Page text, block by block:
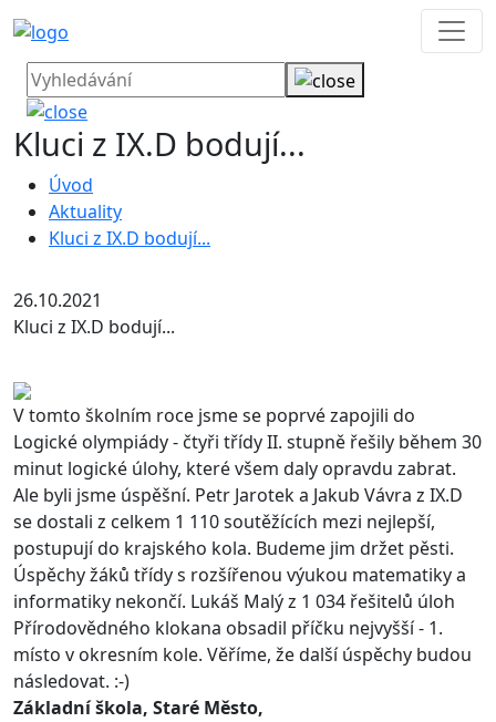
Kluci z IX.D bodují...
Úvod
Aktuality
Kluci z IX.D bodují...
26.10.2021
Kluci z IX.D bodují...
V tomto školním roce jsme se poprvé zapojili do
Logické olympiády - čtyři třídy II. stupně řešily během 30
minut logické úlohy, které všem daly opravdu zabrat.
Ale byli jsme úspěšní. Petr Jarotek a Jakub Vávra z IX.D
se dostali z celkem 1 110 soutěžících mezi nejlepší,
postupují do krajského kola. Budeme jim držet pěsti.
Úspěchy žáků třídy s rozšířenou výukou matematiky a
informatiky nekončí. Lukáš Malý z 1 034 řešitelů úloh
Přírodovědného klokana obsadil příčku nejvyšší - 1.
místo v okresním kole. Věříme, že další úspěchy budou
následovat. :-)
Základní škola, Staré Město,